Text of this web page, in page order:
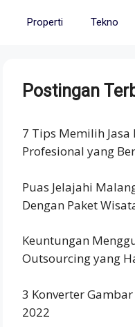
Properti Tekno
Postingan
7 Tips Memilih Jasa
Profesional yang
Puas Jelajahi
Dengan Paket
Keuntungan
Outsourcing yang
3 Konverter
2022